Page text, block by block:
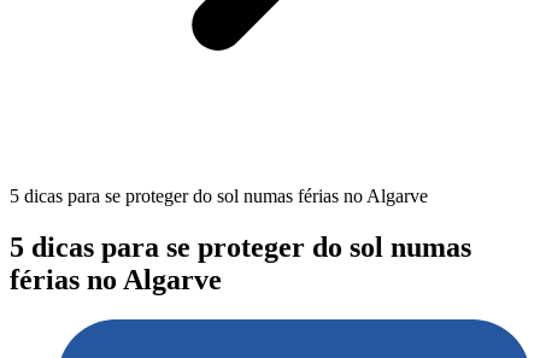
5 dicas para se proteger do sol numas férias no Algarve
5 dicas para se proteger do sol numas
férias no Algarve